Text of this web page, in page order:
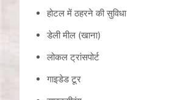
होटल में ठहरने की सुविधा
डेली मील (खाना)
लोकल ट्रांसपोर्ट
गाइडेड टूर